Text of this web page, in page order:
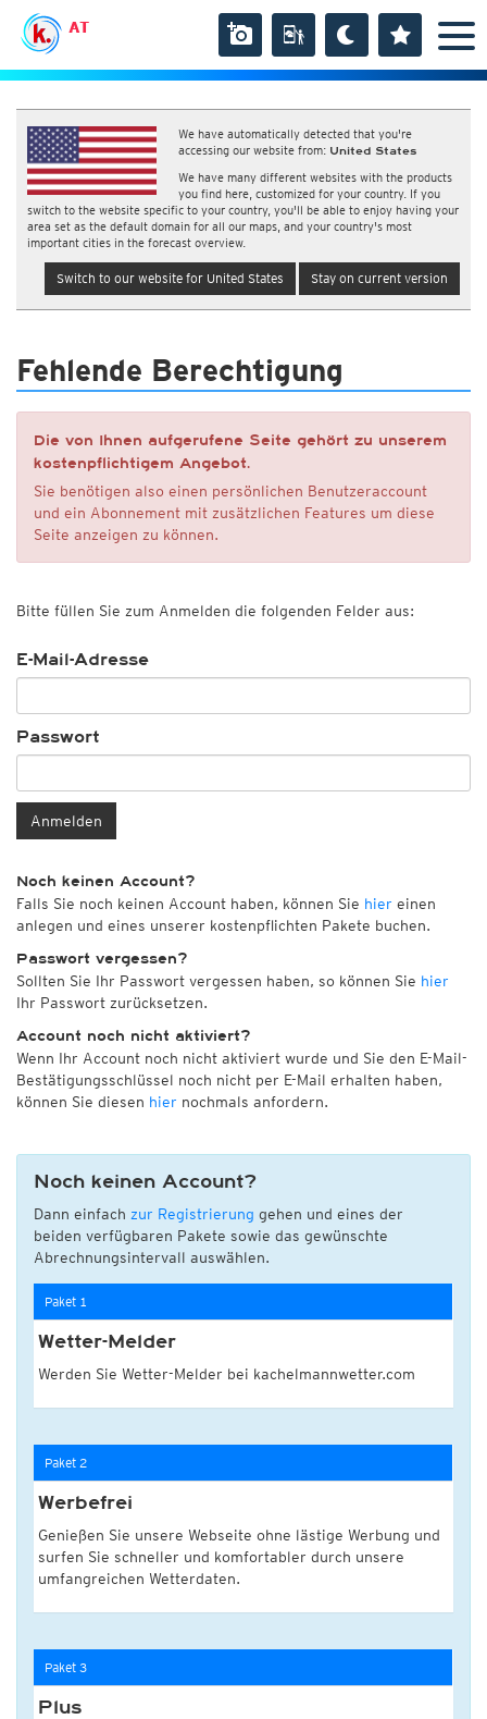
AT
We have automatically detected that you're
accessing our website from: United States
We have many different websites with the products
you find here, customized for your country. If you
switch to the website specific to your country, you'll be able to enjoy having your
area set as the default domain for all our maps, and your country's most
important cities in the forecast overview.
Switch to our website for United States Stay on current version
Fehlende Berechtigung
Die von Ihnen aufgerufene Seite gehört zu unserem
kostenpflichtigem Angebot.
Sie benötigen also einen persönlichen Benutzeraccount
und ein Abonnement mit zusätzlichen Features um diese
Seite anzeigen zu können.
Bitte füllen Sie zum Anmelden die folgenden Felder aus:
E-Mail-Adresse
Passwort
Anmelden
Noch keinen Account?
Falls Sie noch keinen Account haben, können Sie hier einen
anlegen und eines unserer kostenpflichten Pakete buchen.
Passwort vergessen?
Sollten Sie Ihr Passwort vergessen haben, so können Sie hier
Ihr Passwort zurücksetzen.
Account noch nicht aktiviert?
Wenn Ihr Account noch nicht aktiviert wurde und Sie den E-Mail-
Bestätigungsschlüssel noch nicht per E-Mail erhalten haben,
können Sie diesen hier nochmals anfordern.
Noch keinen Account?
Dann einfach zur Registrierung gehen und eines der
beiden verfügbaren Pakete sowie das gewünschte
Abrechnungsintervall auswählen.
Paket 1
Wetter-Melder
Werden Sie Wetter-Melder bei kachelmannwetter.com
Paket 2
Werbefrei
Genießen Sie unsere Webseite ohne lästige Werbung und
surfen Sie schneller und komfortabler durch unsere
umfangreichen Wetterdaten.
Paket 3
Plus